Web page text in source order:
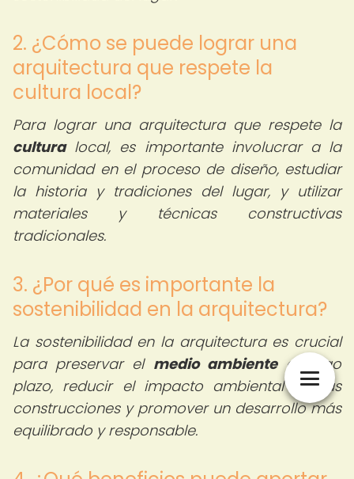
2. ¿Cómo se puede lograr una
arquitectura que respete la
cultura local?
Para lograr una arquitectura que respete la
culturalocal, es importante involucrar a la
comunidad en el proceso de diseño, estudiar
la historia y tradiciones del lugar, y utilizar
materiales y técnicas constructivas
tradicionales.
3. ¿Por qué es importante la
sostenibilidad en la arquitectura?
La sostenibilidad en la arquitectura es crucial
para preservar el medio ambientea largo
plazo, reducir el impacto ambiental de las
construcciones y promover un desarrollo más
equilibrado y responsable.